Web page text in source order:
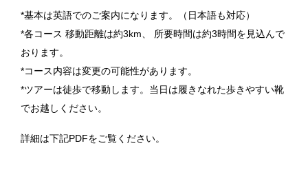
*基本は英語でのご案内になります。（日本語も対応）
*各コース 移動距離は約3km、 所要時間は約3時間を見込んで
おります。
*コース内容は変更の可能性があります。
*ツアーは徒歩で移動します。当日は履きなれた歩きやすい靴
でお越しください。
詳細は下記PDFをご覧ください。